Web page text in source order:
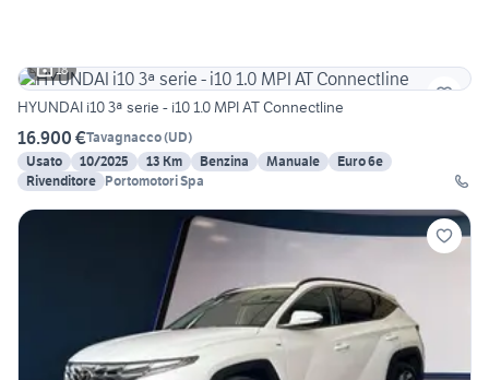
18
HYUNDAI i10 3ª serie - i10 1.0 MPI AT Connectline
16.900 €Tavagnacco(UD)
Usato
10/2025 13 Km Benzina Manuale
Euro 6e
Rivenditore Portomotori Spa